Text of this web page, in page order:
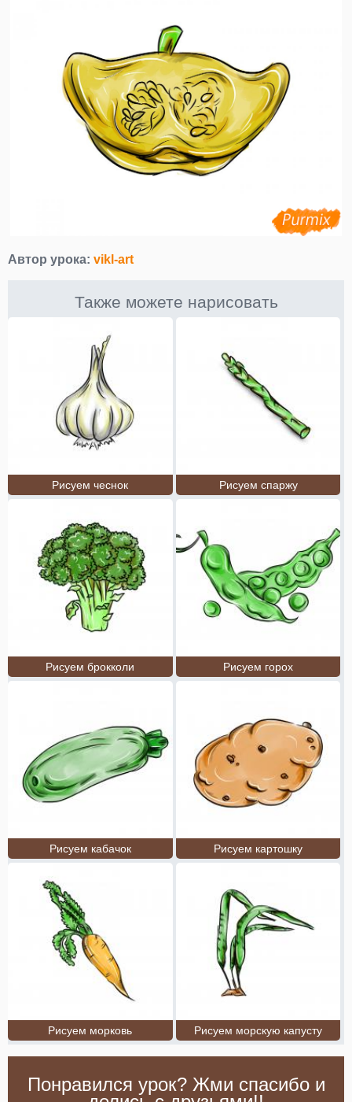
Автор урока: vikl-art
Также можете нарисовать
Рисуем чеснок Рисуем спаржу
Рисуем брокколи Рисуем горох
Рисуем кабачок Рисуем картошку
Рисуем морковь Рисуем морскую капусту
Понравился урок? Жми спасибо и